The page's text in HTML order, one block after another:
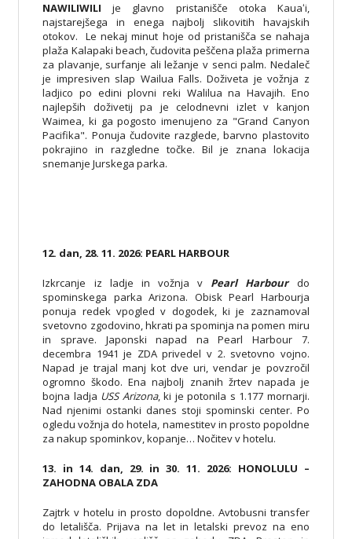
NAWILIWILI je glavno pristanišče otoka Kauaʻi,
najstarejšega in enega najbolj slikovitih havajskih
otokov. Le nekaj minut hoje od pristanišča se nahaja
plaža Kalapaki beach, čudovita peščena plaža primerna
za plavanje, surfanje ali ležanje v senci palm. Nedaleč
je impresiven slap Wailua Falls. Doživeta je vožnja z
ladjico po edini plovni reki Walilua na Havajih. Eno
najlepših doživetij pa je celodnevni izlet v kanjon
Waimea, ki ga pogosto imenujeno za "Grand Canyon
Pacifika". Ponuja čudovite razglede, barvno plastovito
pokrajino in razgledne točke. Bil je znana lokacija
snemanje Jurskega parka.
12. dan, 28. 11. 2026: PEARL HARBOUR
Izkrcanje iz ladje in vožnja v Pearl Harbourdo
spominskega parka Arizona. Obisk Pearl Harbourja
ponuja redek vpogled v dogodek, ki je zaznamoval
svetovno zgodovino, hkrati pa spominja na pomen miru
in sprave. Japonski napad na Pearl Harbour 7.
decembra 1941 je ZDA privedel v 2. svetovno vojno.
Napad je trajal manj kot dve uri, vendar je povzročil
ogromno škodo. Ena najbolj znanih žrtev napada je
bojna ladja USS Arizona, ki je potonila s 1.177 mornarji.
Nad njenimi ostanki danes stoji spominski center. Po
ogledu vožnja do hotela, namestitev in prosto popoldne
za nakup spominkov, kopanje… Nočitev v hotelu.
13. in 14. dan, 29. in 30. 11. 2026: HONOLULU –
ZAHODNA OBALA ZDA
Zajtrk v hotelu in prosto dopoldne. Avtobusni transfer
do letališča. Prijava na let in letalski prevoz na eno